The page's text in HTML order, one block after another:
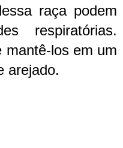
raça podem
respiratórias.
mantê-los em um
arejado.